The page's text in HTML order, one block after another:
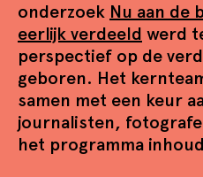
onderzoek Nu aan de
eerlijk verdeeld werd
perspectief op de
geboren. Het
samen met een keur
journalisten,
het programma